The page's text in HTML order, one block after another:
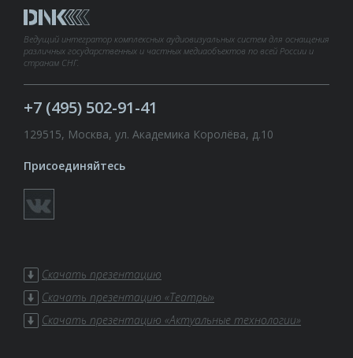
Ведущий интегратор комплексных аудиовизуальных систем для оснащения
различных государственных и частных медиаобъектов по всей России и
странам СНГ.
+7 (495) 502-91-41
129515, Москва, ул. Академика Королёва, д.10
Присоединяйтесь
Скачать презентацию
Скачать презентацию «Театры»
Скачать презентацию «Актуальные технологии»